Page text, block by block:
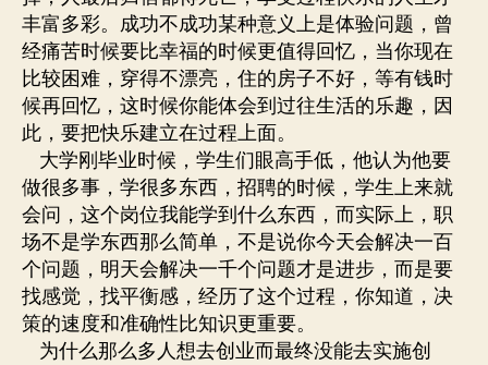
丰富多彩。成功不成功某种意义上是体验问题，曾
经痛苦时候要比幸福的时候更值得回忆，当你现在
比较困难，穿得不漂亮，住的房子不好，等有钱时
候再回忆，这时候你能体会到过往生活的乐趣，因
此，要把快乐建立在过程上面。
大学刚毕业时候，学生们眼高手低，他认为他要
做很多事，学很多东西，招聘的时候，学生上来就
会问，这个岗位我能学到什么东西，而实际上，职
场不是学东西那么简单，不是说你今天会解决一百
个问题，明天会解决一千个问题才是进步，而是要
找感觉，找平衡感，经历了这个过程，你知道，决
策的速度和准确性比知识更重要。
为什么那么多人想去创业而最终没能去实施创